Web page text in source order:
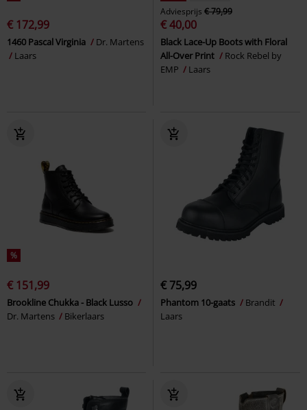
€ 172,99
1460 Pascal Virginia
Dr. Martens
Laars
Adviesprijs € 79,99
€ 40,00
Black Lace-Up Boots with Floral
All-Over Print
Rock Rebel by
EMP
Laars
%
€ 151,99
Brookline Chukka - Black Lusso
Dr. Martens
Bikerlaars
€ 75,99
Phantom 10-gaats
Brandit
Laars